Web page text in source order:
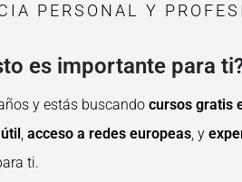
PERSONAL Y
es importante para
y estás buscando cursos gratis
, acceso a redes europeas, y
ti.